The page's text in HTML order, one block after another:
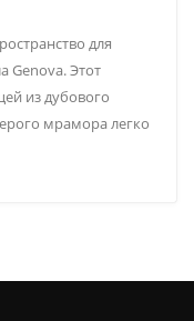
для
Genova. Этот
из дубового
мрамора легко